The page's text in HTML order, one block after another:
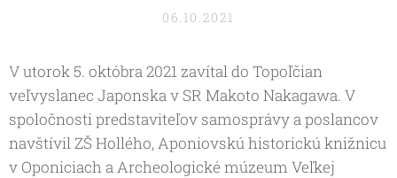
06.10.2021
V utorok 5. októbra 2021 zavítal do Topoľčian
veľvyslanec Japonska v SR Makoto Nakagawa. V
spoločnosti predstaviteľov samosprávy a poslancov
navštívil ZŠ Hollého, Aponiovskú historickú knižnicu
v Oponiciach a Archeologické múzeum Veľkej